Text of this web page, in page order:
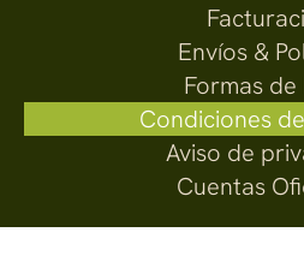
Envíos &
Formas de
Condiciones
Aviso de
Cuentas